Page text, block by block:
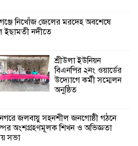
বনবিভাগ ও সিএমসির সাথে
নিখোঁজ জেলের মরদেহ অবশেষে
ইছামতী নদীতে
শ্রীউলা ইউনিয়ন
বিএনপির ২নং ওয়ার্ডের
উদ্যোগে কর্মী সম্মেলন
অনুষ্ঠিত
জলবায়ু সহনশীল জনগোষ্ঠী গঠনে
অংশগ্রহণমূলক শিখন ও অভিজ্ঞতা
সভা